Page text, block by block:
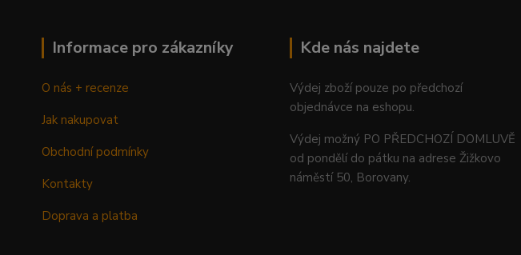
Informace pro zákazníky
O nás + recenze
Jak nakupovat
Obchodní podmínky
Kontakty
Doprava a platba
Kde nás najdete
Výdej zboží pouze po předchozí
objednávce na eshopu.
Výdej možný PO PŘEDCHOZÍ DOMLUVĚ
od pondělí do pátku na adrese Žižkovo
náměstí 50, Borovany.